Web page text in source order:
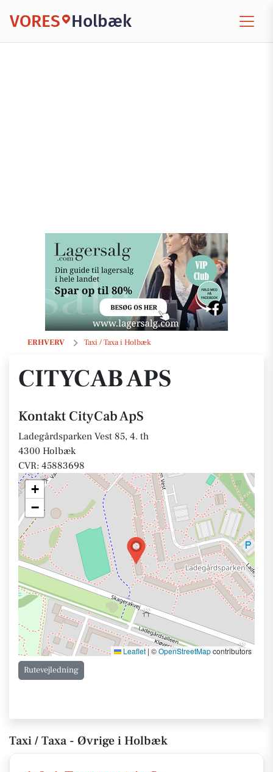
VORES Holbæk
ERHVERV Taxi / Taxa i Holbæk
CityCab ApS
CITYCAB APS
Kontakt CityCab ApS
Ladegårdsparken Vest 85, 4. th
4300 Holbæk
CVR: 45883698
+
−
Leaflet | ©OpenStreetMapcontributors
Rutevejledning
Taxi / Taxa - Øvrige i Holbæk